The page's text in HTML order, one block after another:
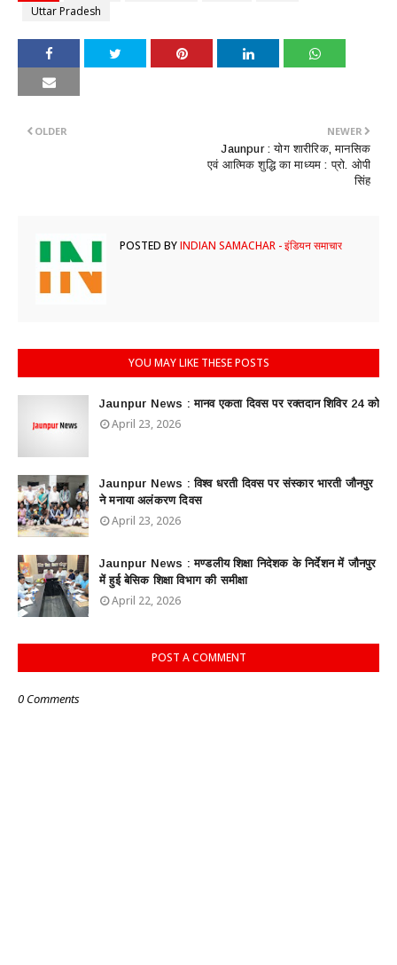
Uttar Pradesh
NEWER
Jaunpur : ​योग शारीरिक, मानसिक
एवं आत्मिक शुद्धि का माध्यम : प्रो. ओपी
सिंह
OLDER
POSTED BYINDIAN SAMACHAR - इंडियन समाचार
YOU MAY LIKE THESE POSTS
Jaunpur News : ​मानव एकता दिवस पर रक्तदान शिविर 24 को
April 23, 2026
Jaunpur News : विश्व धरती दिवस पर संस्कार भारती जौनपुर
ने मनाया अलंकरण दिवस
April 23, 2026
Jaunpur News : ​मण्डलीय शिक्षा निदेशक के निर्देशन में जौनपुर
में हुई बेसिक शिक्षा विभाग की समीक्षा
April 22, 2026
POST A COMMENT
0 Comments